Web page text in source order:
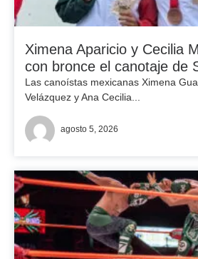
Ximena Aparicio y Cecilia
con bronce el canotaje de
Las canoístas mexicanas Ximena
Velázquez y Ana Cecilia...
agosto 5, 2026